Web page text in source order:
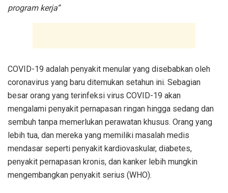
program kerja”
COVID-19 adalah penyakit menular yang disebabkan oleh
coronavirus yang baru ditemukan setahun ini. Sebagian
besar orang yang terinfeksi virus COVID-19 akan
mengalami penyakit pernapasan ringan hingga sedang dan
sembuh tanpa memerlukan perawatan khusus. Orang yang
lebih tua, dan mereka yang memiliki masalah medis
mendasar seperti penyakit kardiovaskular, diabetes,
penyakit pernapasan kronis, dan kanker lebih mungkin
mengembangkan penyakit serius (WHO).